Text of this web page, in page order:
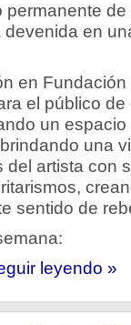
permanente
devenida en
en
el público
un
una
del artista con
sentido de
leyendo »